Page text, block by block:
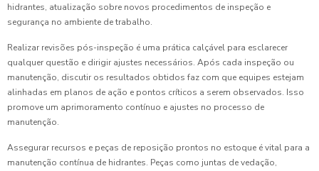
hidrantes, atualização sobre novos procedimentos de inspeção e
segurança no ambiente de trabalho.
Realizar revisões pós-inspeção é uma prática calçável para esclarecer
qualquer questão e dirigir ajustes necessários. Após cada inspeção ou
manutenção, discutir os resultados obtidos faz com que equipes estejam
alinhadas em planos de ação e pontos críticos a serem observados. Isso
promove um aprimoramento contínuo e ajustes no processo de
manutenção.
Assegurar recursos e peças de reposição prontos no estoque é vital para a
manutenção contínua de hidrantes. Peças como juntas de vedação,